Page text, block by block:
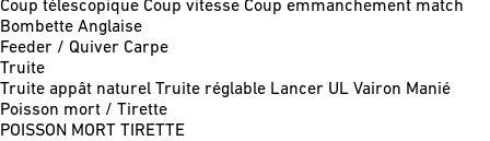
Coup télescopique Coup vitesse Coup emmanchement match
Bombette Anglaise
Feeder / Quiver Carpe
Truite
Truite appât naturel Truite réglable Lancer UL Vairon Manié
Poisson mort / Tirette
POISSON MORT TIRETTE